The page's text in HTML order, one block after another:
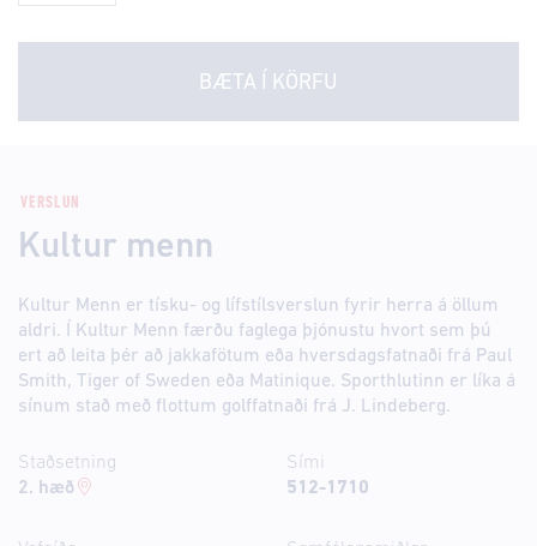
BÆTA Í KÖRFU
VERSLUN
Kultur menn
Kultur Menn er tísku- og lífstílsverslun fyrir herra á öllum
aldri. Í Kultur Menn færðu faglega þjónustu hvort sem þú
ert að leita þér að jakkafötum eða hversdagsfatnaði frá Paul
Smith, Tiger of Sweden eða Matinique. Sporthlutinn er líka á
sínum stað með flottum golffatnaði frá J. Lindeberg.
Staðsetning
2. hæð
Sími
512-1710